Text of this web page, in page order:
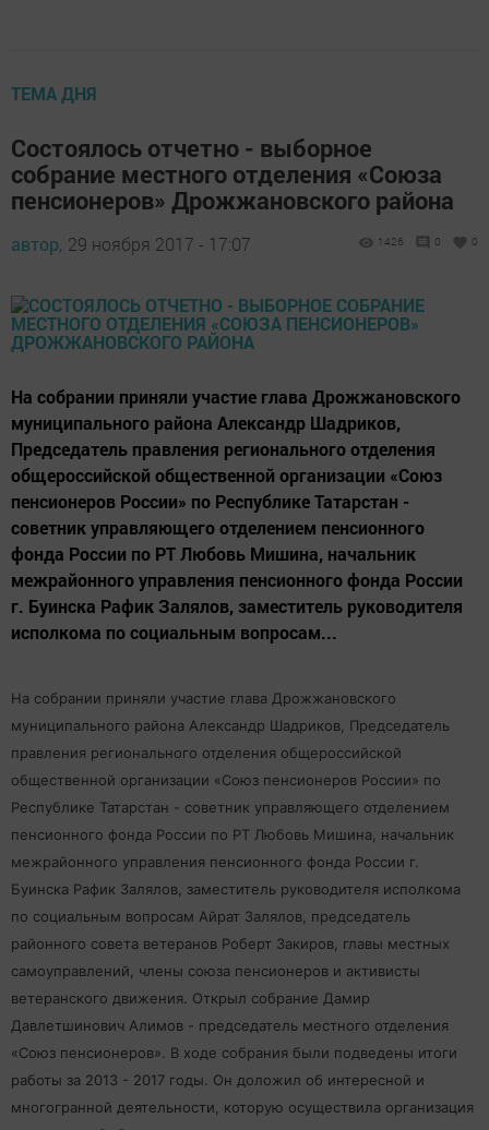
ТЕМА ДНЯ
Состоялось отчетно - выборное
собрание местного отделения «Союза
пенсионеров» Дрожжановского района
автор, 29 ноября 2017 - 17:07 1426 0 0
На собрании приняли участие глава Дрожжановского
муниципального района Александр Шадриков,
Председатель правления регионального отделения
общероссийской общественной организации «Союз
пенсионеров России» по Республике Татарстан -
советник управляющего отделением пенсионного
фонда России по РТ Любовь Мишина, начальник
межрайонного управления пенсионного фонда России
г. Буинска Рафик Залялов, заместитель руководителя
исполкома по социальным вопросам...
На собрании приняли участие глава Дрожжановского
муниципального района Александр Шадриков, Председатель
правления регионального отделения общероссийской
общественной организации «Союз пенсионеров России» по
Республике Татарстан - советник управляющего отделением
пенсионного фонда России по РТ Любовь Мишина, начальник
межрайонного управления пенсионного фонда России г.
Буинска Рафик Залялов, заместитель руководителя исполкома
по социальным вопросам Айрат Залялов, председатель
районного совета ветеранов Роберт Закиров, главы местных
самоуправлений, члены союза пенсионеров и активисты
ветеранского движения. Открыл собрание Дамир
Давлетшинович Алимов - председатель местного отделения
«Союз пенсионеров». В ходе собрания были подведены итоги
работы за 2013 - 2017 годы. Он доложил об интересной и
многогранной деятельности, которую осуществила организация